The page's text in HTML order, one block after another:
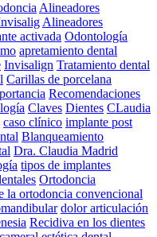
Alineadores
Alineadores
activada Odontología
apretamiento dental
Invisalign Tratamiento dental
Carillas de porcelana
Recomendaciones
Claves Dientes CLaudia
caso clínico implante post
Blanqueamiento
Dra. Claudia Madrid
tipos de implantes
Ortodoncia
la ortodoncia convencional
dolor articulación
Recidiva en los dientes